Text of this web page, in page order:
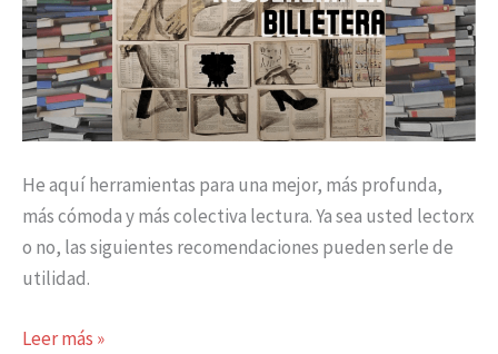
He aquí herramientas para una mejor, más profunda,
más cómoda y más colectiva lectura. Ya sea usted lectorx
o no, las siguientes recomendaciones pueden serle de
utilidad.
billetera
Leer más »